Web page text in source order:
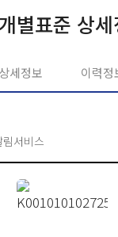
별표준 상
상세정보 이력정
서비스